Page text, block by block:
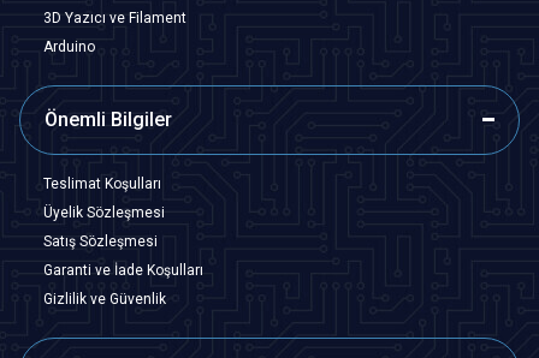
3D Yazıcı ve Filament
Arduino
Önemli Bilgiler
Teslimat Koşulları
Üyelik Sözleşmesi
Satış Sözleşmesi
Garanti ve İade Koşulları
Gizlilik ve Güvenlik